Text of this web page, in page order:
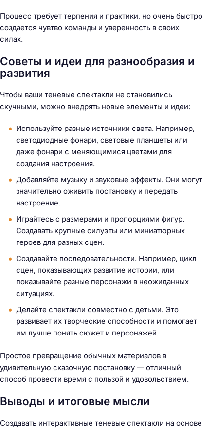
Процесс требует терпения и практики, но очень быстро
создается чувтво команды и уверенность в своих
силах.
Советы и идеи для разнообразия и
развития
Чтобы ваши теневые спектакли не становились
скучными, можно внедрять новые элементы и идеи:
Используйте разные источники света. Например,
светодиодные фонари, световые планшеты или
даже фонари с меняющимися цветами для
создания настроения.
Добавляйте музыку и звуковые эффекты. Они могут
значительно оживить постановку и передать
настроение.
Играйтесь с размерами и пропорциями фигур.
Создавать крупные силуэты или миниатюрных
героев для разных сцен.
Создавайте последовательности. Например, цикл
сцен, показывающих развитие истории, или
показывайте разные персонажи в неожиданных
ситуациях.
Делайте спектакли совместно с детьми. Это
развивает их творческие способности и помогает
им лучше понять сюжет и персонажей.
Простое превращение обычных материалов в
удивительную сказочную постановку — отличный
способ провести время с пользой и удовольствием.
Выводы и итоговые мысли
Создавать интерактивные теневые спектакли на основе